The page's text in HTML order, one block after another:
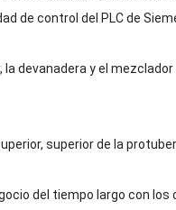
de control del PLC de
devanadera y el
superior de la
del tiempo largo con los